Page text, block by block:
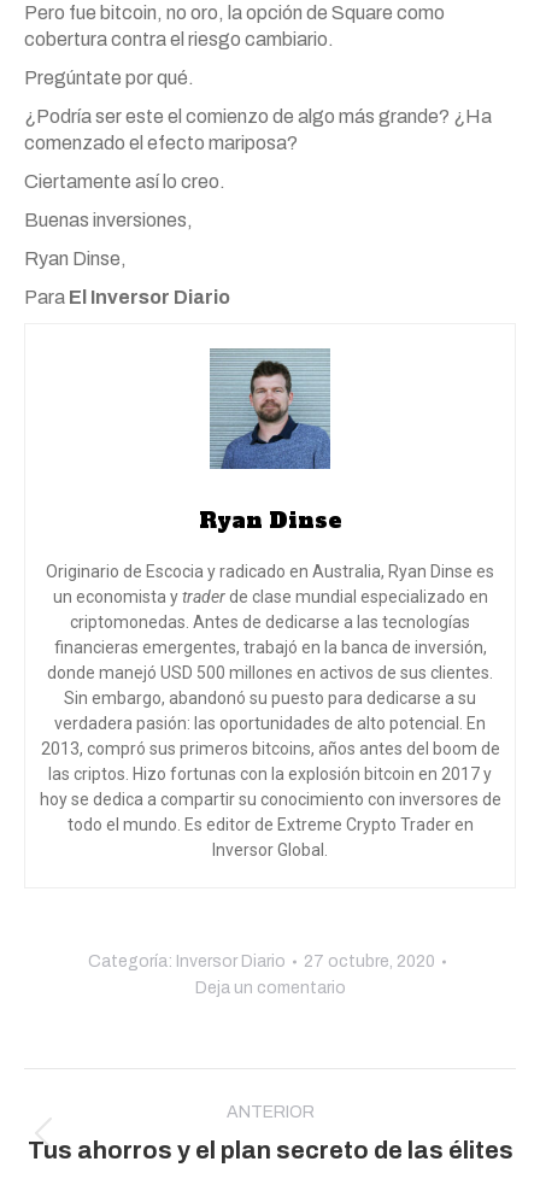
Pero fue bitcoin, no oro, la opción de Square como
cobertura contra el riesgo cambiario.
Pregúntate por qué.
¿Podría ser este el comienzo de algo más grande? ¿Ha
comenzado el efecto mariposa?
Ciertamente así lo creo.
Buenas inversiones,
Ryan Dinse,
Para El Inversor Diario
Ryan Dinse
Originario de Escocia y radicado en Australia, Ryan Dinse es
un economista ytraderde clase mundial especializado en
criptomonedas. Antes de dedicarse a las tecnologías
financieras emergentes, trabajó en la banca de inversión,
donde manejó USD 500 millones en activos de sus clientes.
Sin embargo, abandonó su puesto para dedicarse a su
verdadera pasión: las oportunidades de alto potencial. En
2013, compró sus primeros bitcoins, años antes del boom de
las criptos. Hizo fortunas con la explosión bitcoin en 2017 y
hoy se dedica a compartir su conocimiento con inversores de
todo el mundo . Es editor de Extreme Crypto Trader en
Inversor Global.
Categoría: Inversor Diario
27 octubre, 2020
Deja un comentario
entre
publicaciones
ANTERIOR
Publicación
Tus ahorros y el plan secreto de las élites